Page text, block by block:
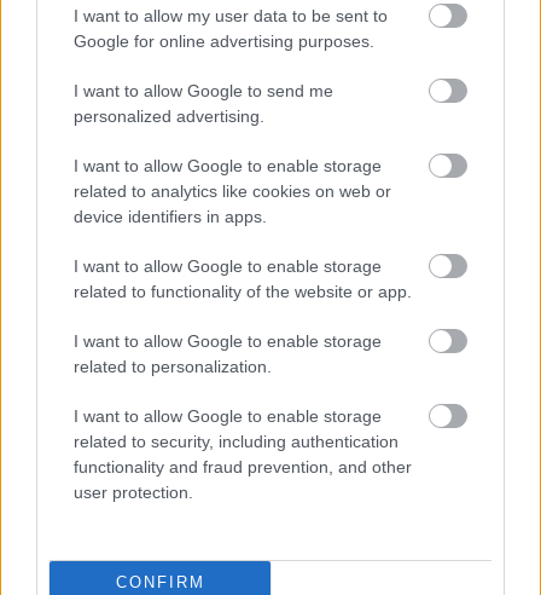
I want to allow my user data to be sent to
Google for online advertising purposes.
I want to allow Google to send me
personalized advertising.
I want to allow Google to enable storage
related to analytics like cookies on web or
device identifiers in apps.
I want to allow Google to enable storage
related to functionality of the website or app.
I want to allow Google to enable storage
related to personalization.
I want to allow Google to enable storage
related to security, including authentication
functionality and fraud prevention, and other
user protection.
CONFIRM
2 nap 0 óra 15 perc 25 másodperc
Leeds United Manchester United 2026-08-12 20:30
AC MilanvsManchester United2026-08-15 18:00
ELŐZŐ MÉRKŐZÉSEK
Támogatás
Támogasd adományoddal
a ManUtdFanatics.hu működését!
Kapcsolódó hírek